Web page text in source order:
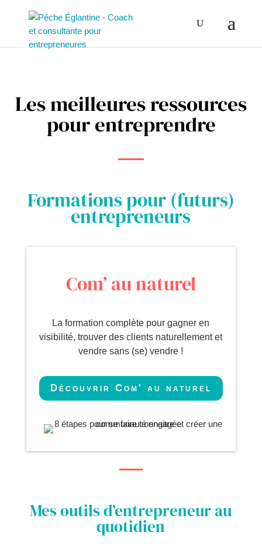
Les meilleures ressources
pour entreprendre
Formations pour (futurs)
entrepreneurs
Com’ au naturel
La formation complète pour gagner en
visibilité, trouver des clients naturellement et
vendre sans (se) vendre !
Découvrir Com' au naturel
Mes outils d’entrepreneur au
quotidien